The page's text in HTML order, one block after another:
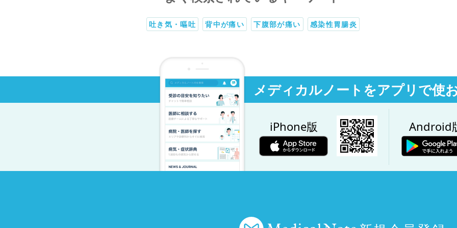
吐き気・嘔吐 背中が痛い 下腹部が痛い 感染性胃腸炎
メディカルノートをアプリで使
iPhone版 Android